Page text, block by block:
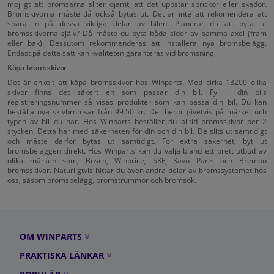
möjligt att bromsarna sliter ojämt, att det uppstår sprickor eller skador.
Bromskivorna måste då också bytas ut. Det är inte att rekomendera att
spara in på dessa viktiga delar av bilen. Planerar du att byta ut
bromsskivorna själv? Då måste du byta båda sidor av samma axel (fram
eller bak). Dessutom rekommenderas att installera nya bromsbelägg.
Endast på detta sätt kan kvaliteten garanteras vid bromsning.
Köpa bromsskivor
Det är enkelt att köpa bromsskivor hos Winparts. Med cirka 13200 olika
skivor finns det säkert en som passar din bil. Fyll i din bils
registreringsnummer så visas produkter som kan passa din bil. Du kan
beställa nya skivbromsar från 99.50 kr. Det beror givetvis på märket och
typen av bil du har. Hos Winparts beställer du alltid bromsskivor per 2
stycken. Detta har med säkerheten för din och din bil. De slits ut samtidigt
och måste därför bytas ut samtidigt. För extra säkerhet, byt ut
bromsbeläggen direkt. Hos Winparts kan du välja bland ett brett utbud av
olika märken som; Bosch, Winprice, SKF, Kavo Parts och Brembo
bromsskivor. Naturligtvis hittar du även andra delar av bromssystemet hos
oss, såsom bromsbelägg, bromstrummor och bromsok.
OM WINPARTS
PRAKTISKA LÄNKAR